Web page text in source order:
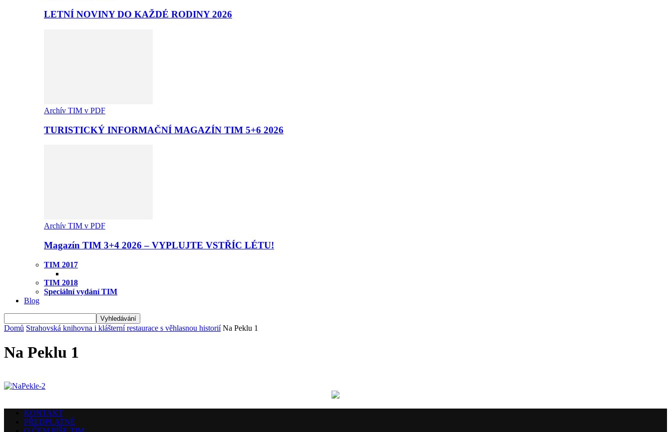
LETNÍ NOVINY DO KAŽDÉ RODINY 2026
Archív TIM v PDF
TURISTICKÝ INFORMAČNÍ MAGAZÍN TIM 5+6 2026
Archív TIM v PDF
Magazín TIM 3+4 2026 – VYPLUJTE VSTŘÍC LÉTU!
TIM 2017
TIM 2018
Speciální vydání TIM
Blog
Domů Strahovská knihovna i klášterní restaurace s věhlasnou historií Na Peklu 1
Na Peklu 1
KONTAKT
PŘEDPLATNÉ